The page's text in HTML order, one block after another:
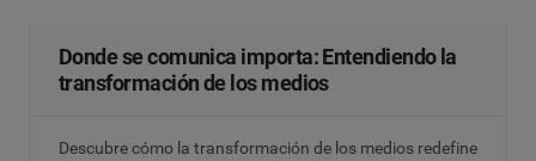
Donde se comunica importa: Entendiendo la
transformación de los medios
Descubre cómo la transformación de los medios redefine